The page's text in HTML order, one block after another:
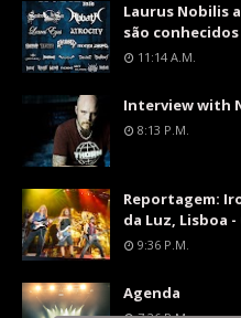
Laurus Nobilis
são
11:14 A.m.
Interview with
8:13 P.m.
Reportagem:
da Luz, Lisboa -
9:36 P.m.
Agenda